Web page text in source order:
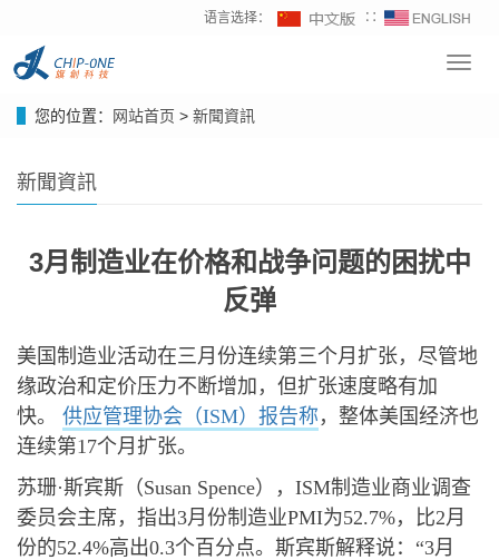
语言选择： ∷
您的位置：
网站首页 > 新聞資訊
新聞資訊
3月制造业在价格和战争问题的困扰中
反弹
美国制造业活动在三月份连续第三个月扩张，尽管地
缘政治和定价压力不断增加，但扩张速度略有加
快。 供应管理协会（ISM）报告称 ，整体美国经济也
连续第17个月扩张。
苏珊·斯宾斯（Susan Spence），ISM制造业商业调查
委员会主席，指出3月份制造业PMI为52.7%，比2月
份的52.4%高出0.3个百分点。斯宾斯解释说：“3月